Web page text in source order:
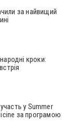
за найвищий
кроки:
у Summer
за програмою